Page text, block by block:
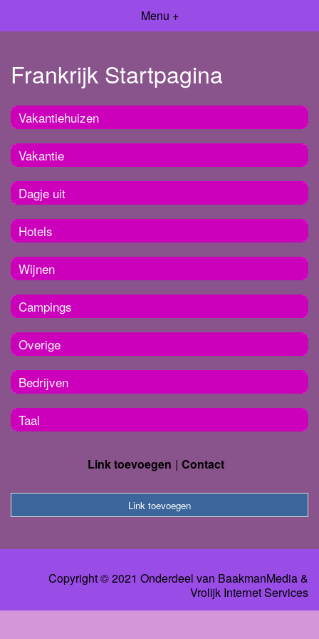
Menu +
Frankrijk Startpagina
Vakantiehuizen
Vakantie
Dagje uit
Hotels
Wijnen
Campings
Overige
Bedrijven
Taal
Link toevoegen Contact
Link toevoegen
Copyright © 2021 Onderdeel van BaakmanMedia&
Vrolijk Internet Services